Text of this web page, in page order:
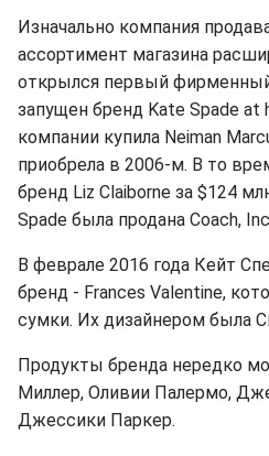
Изначально компания
ассортимент магазина
открылся первый
запущен бренд Kate Spade at
компании купила Neiman
приобрела в 2006-м. В то
бренд Liz Claiborne за $124
Spade была продана Coach,
В феврале 2016 года Кейт
бренд - Frances Valentine,
сумки. Их дизайнером была
Продукты бренда нередко
Миллер, Оливии Палермо,
Джессики Паркер.